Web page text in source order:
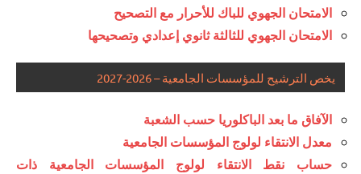
الامتحان الجهوي للباك للأحرار مع التصحيح
الامتحان الجهوي للثالثة ثانوي إعدادي وتصحيحها
يخص الترشيح للمؤسسات الجامعية – 2026-2027
الآفاق ما بعد الباكلوريا حسب الشعبة
معدل الانتقاء لولوج المؤسسات الجامعية
حساب نقط الانتقاء لولوج المؤسسات الجامعية ذات